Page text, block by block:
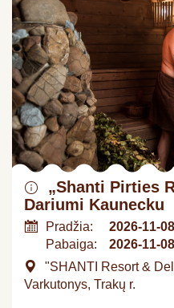
„Shanti Pirties
Dariumi Kaunecku
Pradžia: 2026-11-08
Pabaiga:
2026-11-08
"SHANTI Resort &
Varkutonys, Trakų r.